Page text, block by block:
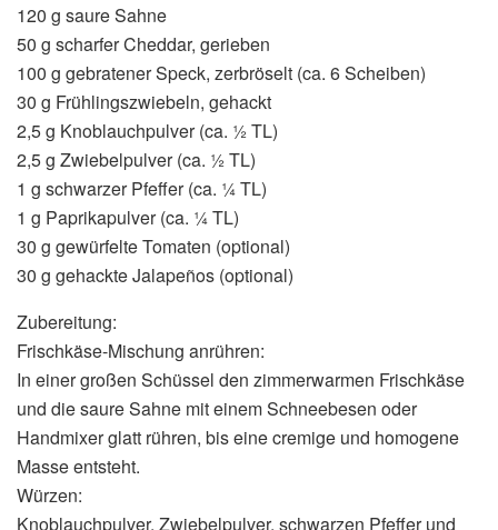
120 g saure Sahne
50 g scharfer Cheddar, gerieben
100 g gebratener Speck, zerbröselt (ca. 6 Scheiben)
30 g Frühlingszwiebeln, gehackt
2,5 g Knoblauchpulver (ca. ½ TL)
2,5 g Zwiebelpulver (ca. ½ TL)
1 g schwarzer Pfeffer (ca. ¼ TL)
1 g Paprikapulver (ca. ¼ TL)
30 g gewürfelte Tomaten (optional)
30 g gehackte Jalapeños (optional)
Zubereitung:
Frischkäse-Mischung anrühren:
In einer großen Schüssel den zimmerwarmen Frischkäse
und die saure Sahne mit einem Schneebesen oder
Handmixer glatt rühren, bis eine cremige und homogene
Masse entsteht.
Würzen:
Knoblauchpulver, Zwiebelpulver, schwarzen Pfeffer und